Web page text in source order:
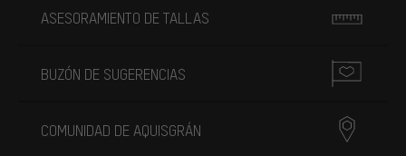
ASESORAMIENTO DE TALLAS
BUZÓN DE SUGERENCIAS
COMUNIDAD DE AQUISGRÁN